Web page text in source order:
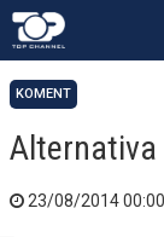
KOMENT
23/08/2014 00:00